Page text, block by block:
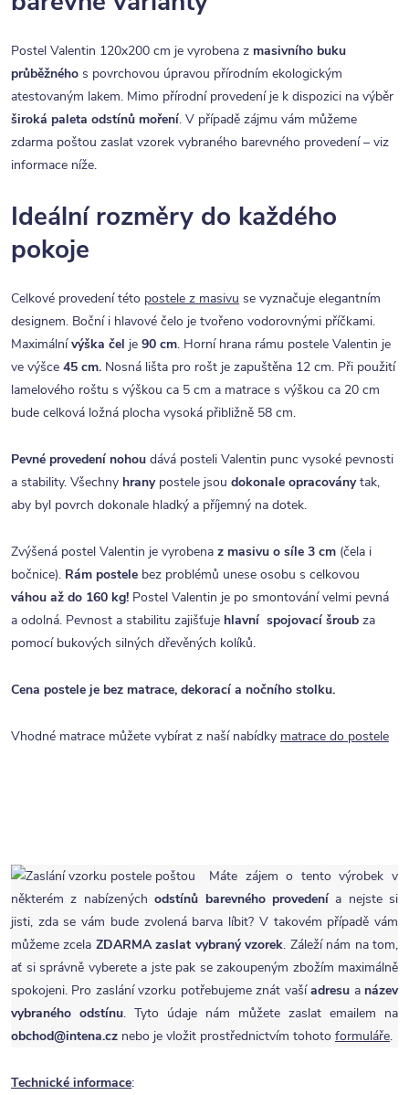
Postel Valentin 120x200 cm je vyrobena z masivního buku
průběžného s povrchovou úpravou přírodním ekologickým
atestovaným lakem. Mimo přírodní provedení je k dispozici na výběr
široká paleta odstínů moření. V případě zájmu vám můžeme
zdarma poštou zaslat vzorek vybraného barevného provedení – viz
informace níže.
Ideální rozměry do každého
pokoje
Celkové provedení této postele z masivu se vyznačuje elegantním
designem. Boční i hlavové čelo je tvořeno vodorovnými příčkami.
Maximálnívýška čel je 90 cm. Horní hrana rámu postele Valentin je
ve výšce 45 cm. Nosná lišta pro rošt je zapuštěna 12 cm. Při použití
lamelového roštu s výškou ca 5 cm a matrace s výškou ca 20 cm
bude celková ložná plocha vysoká přibližně 58 cm.
Pevné provedení nohou dává posteli Valentin punc vysoké pevnosti
a stability. Všechny hranypostele jsou dokonale opracoványtak,
aby byl povrch dokonale hladký a příjemný na dotek.
Zvýšená postel Valentin je vyrobena z masivu o síle 3 cm (čela i
bočnice). Rám postele bez problémů unese osobu s celkovou
váhou až do 160 kg! Postel Valentin je po smontování velmi pevná
a odolná. Pevnost a stabilitu zajišťuje hlavní spojovací šroub za
pomocí bukových silných dřevěných kolíků.
Cena postele je bez matrace, dekorací a nočního stolku.
Vhodné matrace můžete vybírat z naší nabídky matrace do postele
Máte zájem o tento výrobek v
některém z nabízenýchodstínů barevného provedenía nejste si
jisti, zda se vám bude zvolená barva líbit? V takovém případě vám
můžeme zcela ZDARMA zaslat vybraný vzorek. Záleží nám na tom,
ať si správně vyberete a jste pak se zakoupeným zbožím maximálně
spokojeni. Pro zaslání vzorku potřebujeme znát vašíadresu a název
vybraného odstínu. Tyto údaje nám můžete zaslat emailem na
obchod@intena.cz nebo je vložit prostřednictvím tohoto formuláře.
Technické informace: